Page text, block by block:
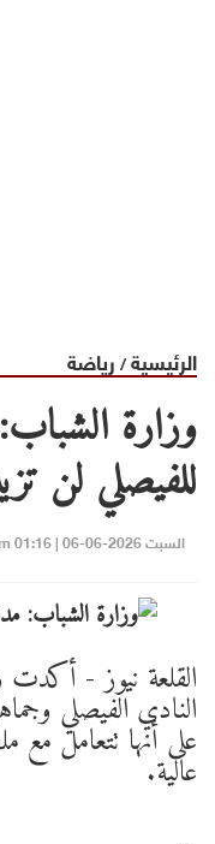
الرئيسية/ رياضة
وزارة الشباب:
للفيصلي لن
السبت 2026-06-06 | 01:16 pm
القلعة نيوز - أكدت
النادي الفيصلي
على أنها تتعامل مع
عالية.